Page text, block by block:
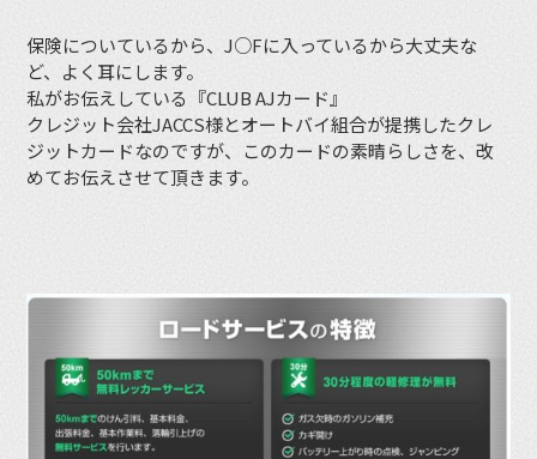
保険についているから、J○Fに入っているから大丈夫な
ど、よく耳にします。
私がお伝えしている『CLUB AJカード』
クレジット会社JACCS様とオートバイ組合が提携したクレ
ジットカードなのですが、このカードの素晴らしさを、改
めてお伝えさせて頂きます。